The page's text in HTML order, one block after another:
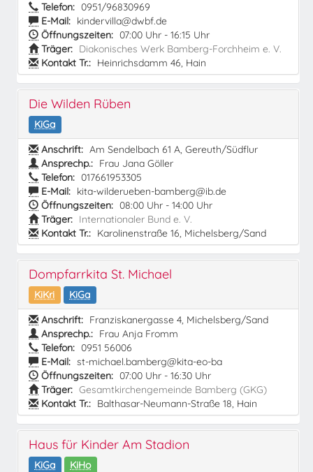
Telefon: 0951/96830969
E-Mail: kindervilla@dwbf.de
Öffnungszeiten: 07:00 Uhr - 16:15 Uhr
Träger: Diakonisches Werk Bamberg-Forchheim e. V.
Kontakt Tr.: Heinrichsdamm 46, Hain
Die Wilden Rüben
KiGa
Anschrift: Am Sendelbach 61 A, Gereuth/Südflur
Ansprechp.: Frau Jana Göller
Telefon: 017661953305
E-Mail: kita-wilderueben-bamberg@ib.de
Öffnungszeiten: 08:00 Uhr - 14:00 Uhr
Träger: Internationaler Bund e. V.
Kontakt Tr.: Karolinenstraße 16, Michelsberg/Sand
Dompfarrkita St. Michael
KiKri
KiGa
Anschrift: Franziskanergasse 4, Michelsberg/Sand
Ansprechp.: Frau Anja Fromm
Telefon: 0951 56006
E-Mail: st-michael.bamberg@kita-eo-ba
Öffnungszeiten: 07:00 Uhr - 16:30 Uhr
Träger: Gesamtkirchengemeinde Bamberg (GKG)
Kontakt Tr.: Balthasar-Neumann-Straße 18, Hain
Haus für Kinder Am Stadion
KiGa
KiHo